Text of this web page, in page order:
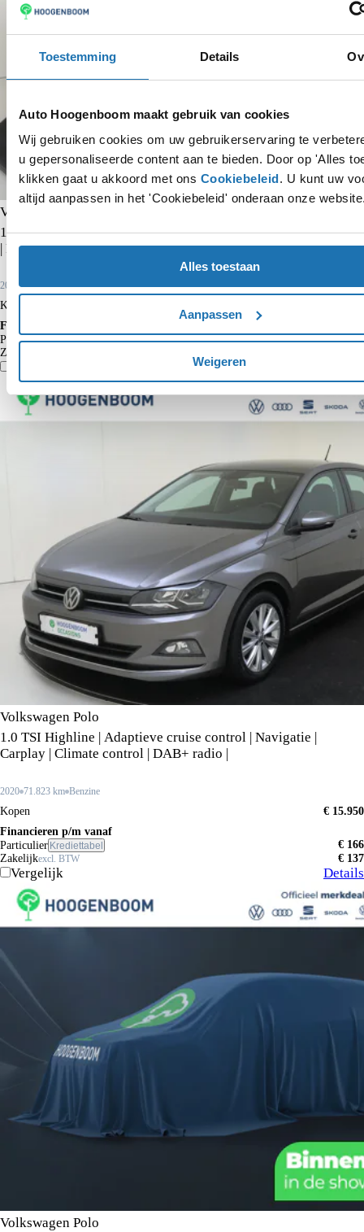
Toestemming Details
Auto Hoogenboom maakt gebruik van cookies
Wij gebruiken cookies om uw gebruikerservaring te
u gepersonaliseerde content aan te bieden. Door op 'Alles
klikken gaat u akkoord met ons Cookiebeleid. U kunt uw
altijd aanpassen in het 'Cookiebeleid' onderaan onze
Alles toestaan
Aanpassen
Weigeren
Volkswagen Polo
1.0 TSI Comfortline | CarPlay | Adaptieve cruise control | Airco
| Front assist | DAB radio | Bluetooth |
2021 65.683 km Benzine
Kopen
Financieren p/m vanaf
ParticulierKrediettabel
€ 164
Zakelijk
Volkswagen Polo
1.0 TSI Highline | Adaptieve cruise control | Navigatie |
Carplay | Climate control | DAB+ radio |
2020 71.823 km Benzine
Kopen
€ 15.950
Financieren p/m vanaf
Particulier Krediettabel
€ 166
Zakelijkexcl. BTW € 137
Vergelijk Details
Volkswagen Polo